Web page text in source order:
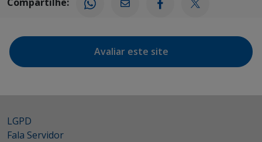
Avaliar este site
LGPD
Fala Servidor